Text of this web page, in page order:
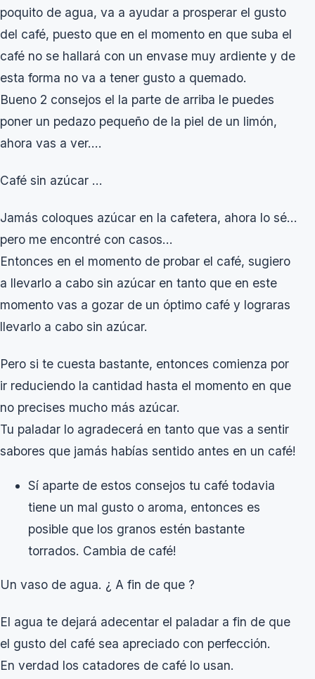
poquito de agua, va a ayudar a prosperar el gusto
del café, puesto que en el momento en que suba el
café no se hallará con un envase muy ardiente y de
esta forma no va a tener gusto a quemado.
Bueno 2 consejos el la parte de arriba le puedes
poner un pedazo pequeño de la piel de un limón,
ahora vas a ver….
Café sin azúcar …
Jamás coloques azúcar en la cafetera, ahora lo sé…
pero me encontré con casos…
Entonces en el momento de probar el café, sugiero
a llevarlo a cabo sin azúcar en tanto que en este
momento vas a gozar de un óptimo café y lograras
llevarlo a cabo sin azúcar.
Pero si te cuesta bastante, entonces comienza por
ir reduciendo la cantidad hasta el momento en que
no precises mucho más azúcar.
Tu paladar lo agradecerá en tanto que vas a sentir
sabores que jamás habías sentido antes en un café!
Sí aparte de estos consejos tu café todavia
tiene un mal gusto o aroma, entonces es
posible que los granos estén bastante
torrados. Cambia de café!
Un vaso de agua. ¿ A fin de que ?
El agua te dejará adecentar el paladar a fin de que
el gusto del café sea apreciado con perfección.
En verdad los catadores de café lo usan.